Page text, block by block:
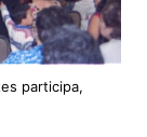
participa,